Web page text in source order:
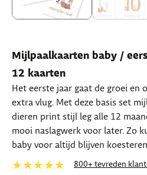
Mijlpaalkaarten baby /
12 kaarten
Het eerste jaar gaat de groei en
extra vlug. Met deze basis set
dieren print stijl leg alle 12
mooi naslagwerk voor later. Zo
baby voor altijd blijven
★★★★★ 800+ tevreden